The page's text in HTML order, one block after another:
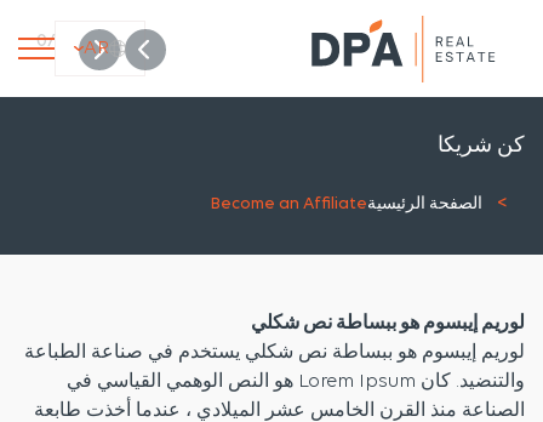
AR
/
0
كن شريكا
الصفحة الرئيسيةBecome an Affiliate
لوريم إيبسوم هو ببساطة نص شكلي
لوريم إيبسوم هو ببساطة نص شكلي يستخدم في صناعة الطباعة
والتنضيد. كان Lorem Ipsum هو النص الوهمي القياسي في
الصناعة منذ القرن الخامس عشر الميلادي ، عندما أخذت طابعة